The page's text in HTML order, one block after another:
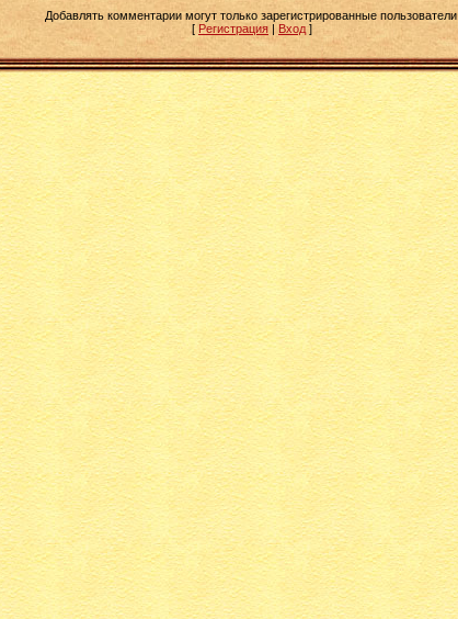
Добавлять комментарии могут только зарегистрированные пользователи.
[ Регистрация | Вход ]